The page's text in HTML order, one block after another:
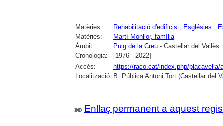
Matèries: Rehabilitació d'edificis ; Esglésies ;
Matèries:
Martí-Monllor, família
Àmbit:
Puig de la Creu- Castellar del Vallès
Cronologia:
[1976 - 2022]
Accés:
https://raco.cat/index.php/placavella/
Localització: B. Pública Antoni Tort (Castellar del
Enllaç permanent a aquest